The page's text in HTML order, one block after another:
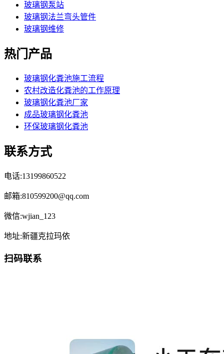
玻璃钢泵站
玻璃钢法兰弯头管件
玻璃钢维修
热门产品
玻璃钢化粪池施工流程
农村改造化粪池的工作原理
玻璃钢化粪池厂家
成品玻璃钢化粪池
环保玻璃钢化粪池
联系方式
电话:13199860522
邮箱:810599200@qq.com
微信:wjian_123
地址:新疆克拉玛依
扫码联系